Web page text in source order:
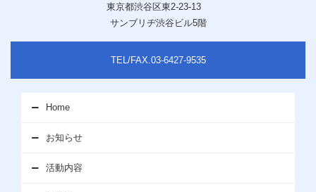
東京都渋谷区東2-23-13
サンブリヂ渋谷ビル5階
TEL/FAX.03-6427-9535
Home
お知らせ
活動内容